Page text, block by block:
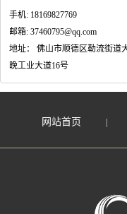
手机: 18169827769
邮箱: 37460795@qq.com
地址： 佛山市顺德区勒流街道
晚工业大道16号
网站首页